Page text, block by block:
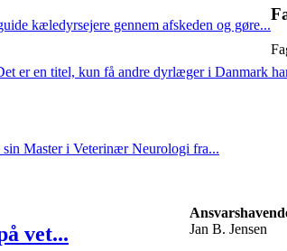
kæledyrsejere gennem afskeden og gøre...
Master i Veterinær Neurologi fra...
vet...
Jan B. Jensen